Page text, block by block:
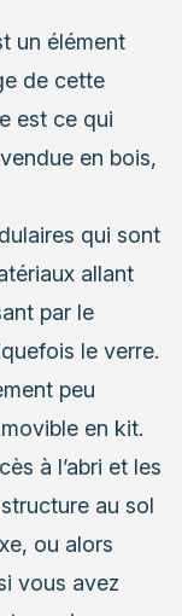
un élément
de cette
est ce qui
en bois,
qui sont
allant
par le
le verre.
peu
en kit.
à l’abri et les
au sol
, ou alors
vous avez